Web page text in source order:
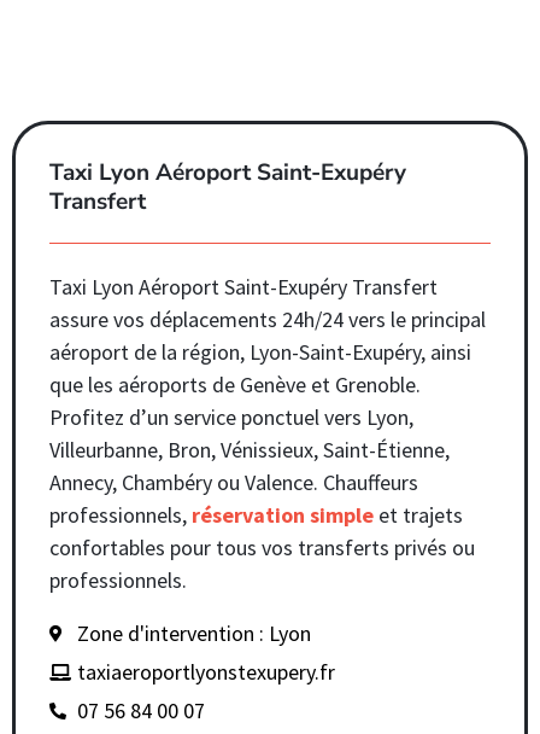
Taxi Lyon Aéroport Saint-Exupéry
Transfert
Taxi Lyon Aéroport Saint-Exupéry Transfert
assure vos déplacements 24h/24 vers le principal
aéroport de la région, Lyon-Saint-Exupéry, ainsi
que les aéroports de Genève et Grenoble.
Profitez d’un service ponctuel vers Lyon,
Villeurbanne, Bron, Vénissieux, Saint-Étienne,
Annecy, Chambéry ou Valence. Chauffeurs
professionnels, réservation simple et trajets
confortables pour tous vos transferts privés ou
professionnels.
Zone d'intervention : Lyon
taxiaeroportlyonstexupery.fr
07 56 84 00 07